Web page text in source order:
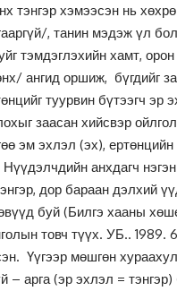
тэнгэр хэмээсэн нь
, танин мэдэж үл
тэмдэглэхийн хамт,
ангид оршиж, бүгдийг
туурвин бүтээгч эр
заасан хийсвэр
эм эхлэл (эх), ертөнцийн
анхдагч
дор бараан дэлхий
буй (Билгэ хааны
товч түүх. УБ.. 1989.
Үүгээр мөшгөн
– арга (эр эхлэл = тэнгэр)